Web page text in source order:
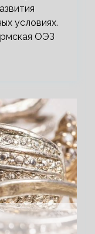
условиях.
ОЭЗ